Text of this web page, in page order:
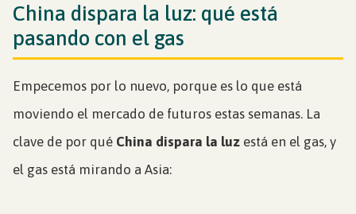
China dispara la luz: qué está
pasando con el gas
Empecemos por lo nuevo, porque es lo que está
moviendo el mercado de futuros estas semanas. La
clave de por qué China dispara la luz está en el gas, y
el gas está mirando a Asia: